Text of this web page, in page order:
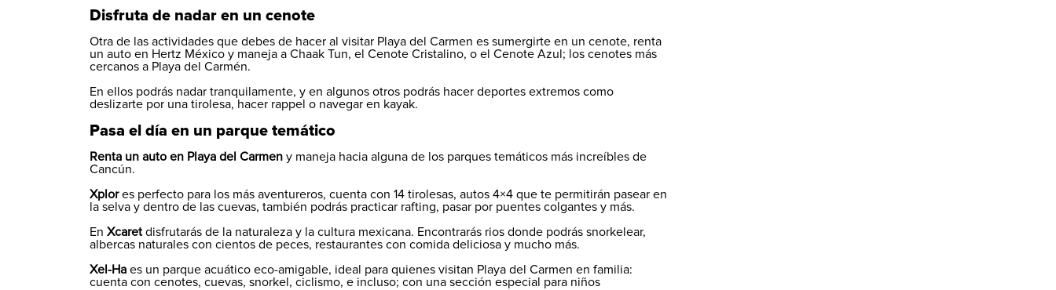
Disfruta de nadar en un cenote
Otra de las actividades que debes de hacer al visitar Playa del Carmen es sumergirte en un cenote, renta
un auto en Hertz México y maneja a Chaak Tun, el Cenote Cristalino, o el Cenote Azul; los cenotes más
cercanos a Playa del Carmén.
En ellos podrás nadar tranquilamente, y en algunos otros podrás hacer deportes extremos como
deslizarte por una tirolesa, hacer rappel o navegar en kayak.
Pasa el día en un parque temático
Renta un auto en Playa del Carmen y maneja hacia alguna de los parques temáticos más increíbles de
Cancún.
Xplores perfecto para los más aventureros, cuenta con 14 tirolesas, autos 4×4 que te permitirán pasear en
la selva y dentro de las cuevas, también podrás practicar rafting, pasar por puentes colgantes y más.
En Xcaret disfrutarás de la naturaleza y la cultura mexicana. Encontrarás rios donde podrás snorkelear,
albercas naturales con cientos de peces, restaurantes con comida deliciosa y mucho más.
Xel-Ha es un parque acuático eco-amigable, ideal para quienes visitan Playa del Carmen en familia:
cuenta con cenotes, cuevas, snorkel, ciclismo, e incluso; con una sección especial para niños